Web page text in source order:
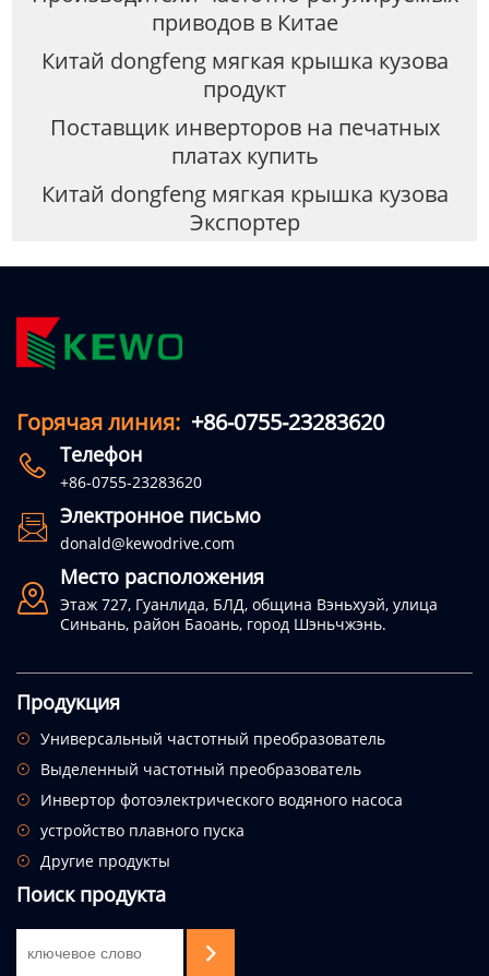
приводов в Китае
Китай dongfeng мягкая крышка кузова
продукт
Поставщик инверторов на печатных
платах купить
Китай dongfeng мягкая крышка кузова
Экспортер
Горячая линия: +86-0755-23283620
 Телефон
+86-0755-23283620
 Электронное письмо
donald@kewodrive.com

Место расположения
Этаж 727, Гуанлида, БЛД, община Вэньхуэй, улица
Синьань, район Баоань, город Шэньчжэнь.
Продукция
 Универсальный частотный преобразователь
 Выделенный частотный преобразователь
 Инвертор фотоэлектрического водяного насоса
 устройство плавного пуска
 Другие продукты
Поиск продукта
